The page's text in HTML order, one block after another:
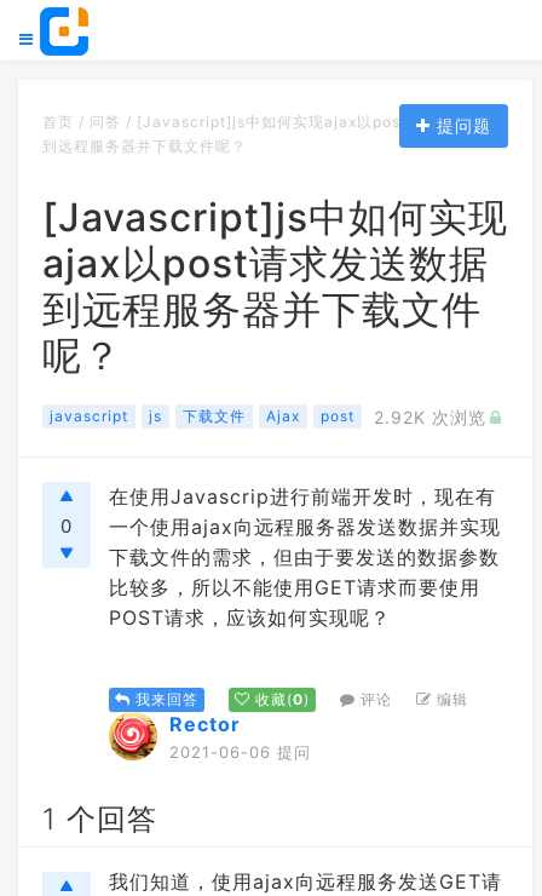
提问题
首页 / 问答 / [Javascript]js中如何实现ajax以post请求发送数据
到远程服务器并下载文件呢？
[Javascript]js中如何实现
ajax以post请求发送数据
到远程服务器并下载文件
呢？
javascript js 下载文件 Ajax post 2.92K 次浏览
0
在使用Javascrip进行前端开发时，现在有
一个使用ajax向远程服务器发送数据并实现
下载文件的需求，但由于要发送的数据参数
比较多，所以不能使用GET请求而要使用
POST请求，应该如何实现呢？
我来回答 收藏(0) 评论 编辑
Rector
2021-06-06 提问
1 个回答
我们知道，使用ajax向远程服务发送GET请